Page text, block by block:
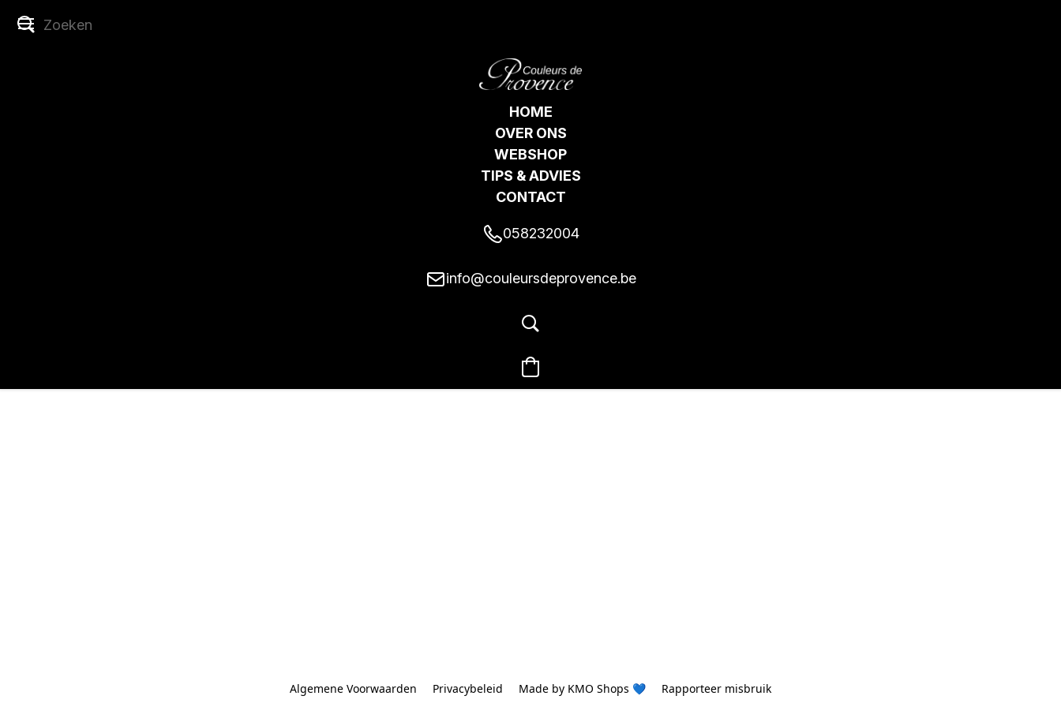
HOME
OVER ONS
WEBSHOP
TIPS & ADVIES
CONTACT
058232004
info@couleursdeprovence.be
Algemene Voorwaarden Privacybeleid Made by KMO Shops 💙 Rapporteer misbruik